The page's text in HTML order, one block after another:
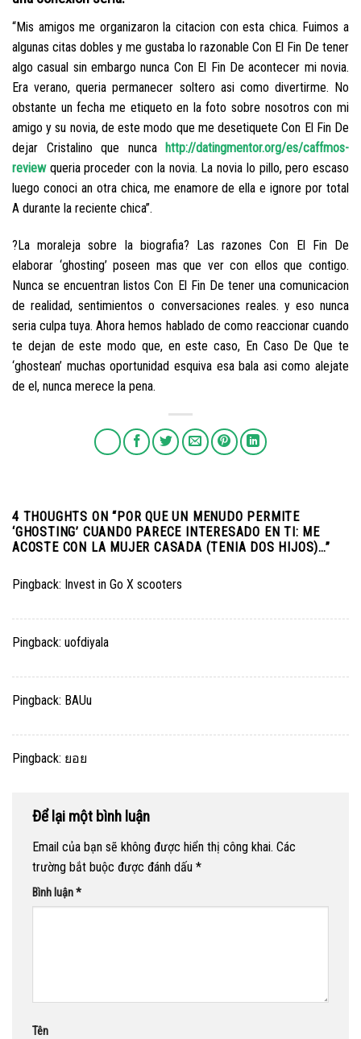
“Mis amigos me organizaron la citacion con esta chica. Fuimos a
algunas citas dobles y me gustaba lo razonable Con El Fin De tener
algo casual sin embargo nunca Con El Fin De acontecer mi novia.
Era verano, queria permanecer soltero asi­ como divertirme. No
obstante un fecha me etiqueto en la foto sobre nosotros con mi
amigo y su novia, de este modo que me desetiquete Con El Fin De
dejar Cristalino que nunca
http://datingmentor.org/es/caffmos-
reviewqueria proceder con la novia. La novia lo pillo, pero escaso
luego conoci an otra chica, me enamore de ella e ignore por total
A durante la reciente chica”.
?La moraleja sobre la biografia? Las razones Con El Fin De
elaborar ‘ghosting’ poseen mas que ver con ellos que contigo.
Nunca se encuentran listos Con El Fin De tener una comunicacion
de realidad, sentimientos o conversaciones reales. y eso nunca
seri­a culpa tuya. Ahora hemos hablado de como reaccionar cuando
te dejan de este modo que, en este caso, En Caso De Que te
‘ghostean’ muchas oportunidad esquiva esa bala asi­ como alejate
de el, nunca merece la pena.
4 THOUGHTS ON “POR QUE UN MENUDO PERMITE
‘GHOSTING’ CUANDO PARECE INTERESADO EN TI: ME
ACOSTE CON LA MUJER CASADA (TENIA DOS HIJOS)…”
Pingback: Invest in Go X scooters
Pingback: uofdiyala
Pingback: BAUu
Pingback: ยอย
Để lại một bình luận
Email của bạn sẽ không được hiển thị công khai. Các
trường bắt buộc được đánh dấu *
Bình luận*
Tên